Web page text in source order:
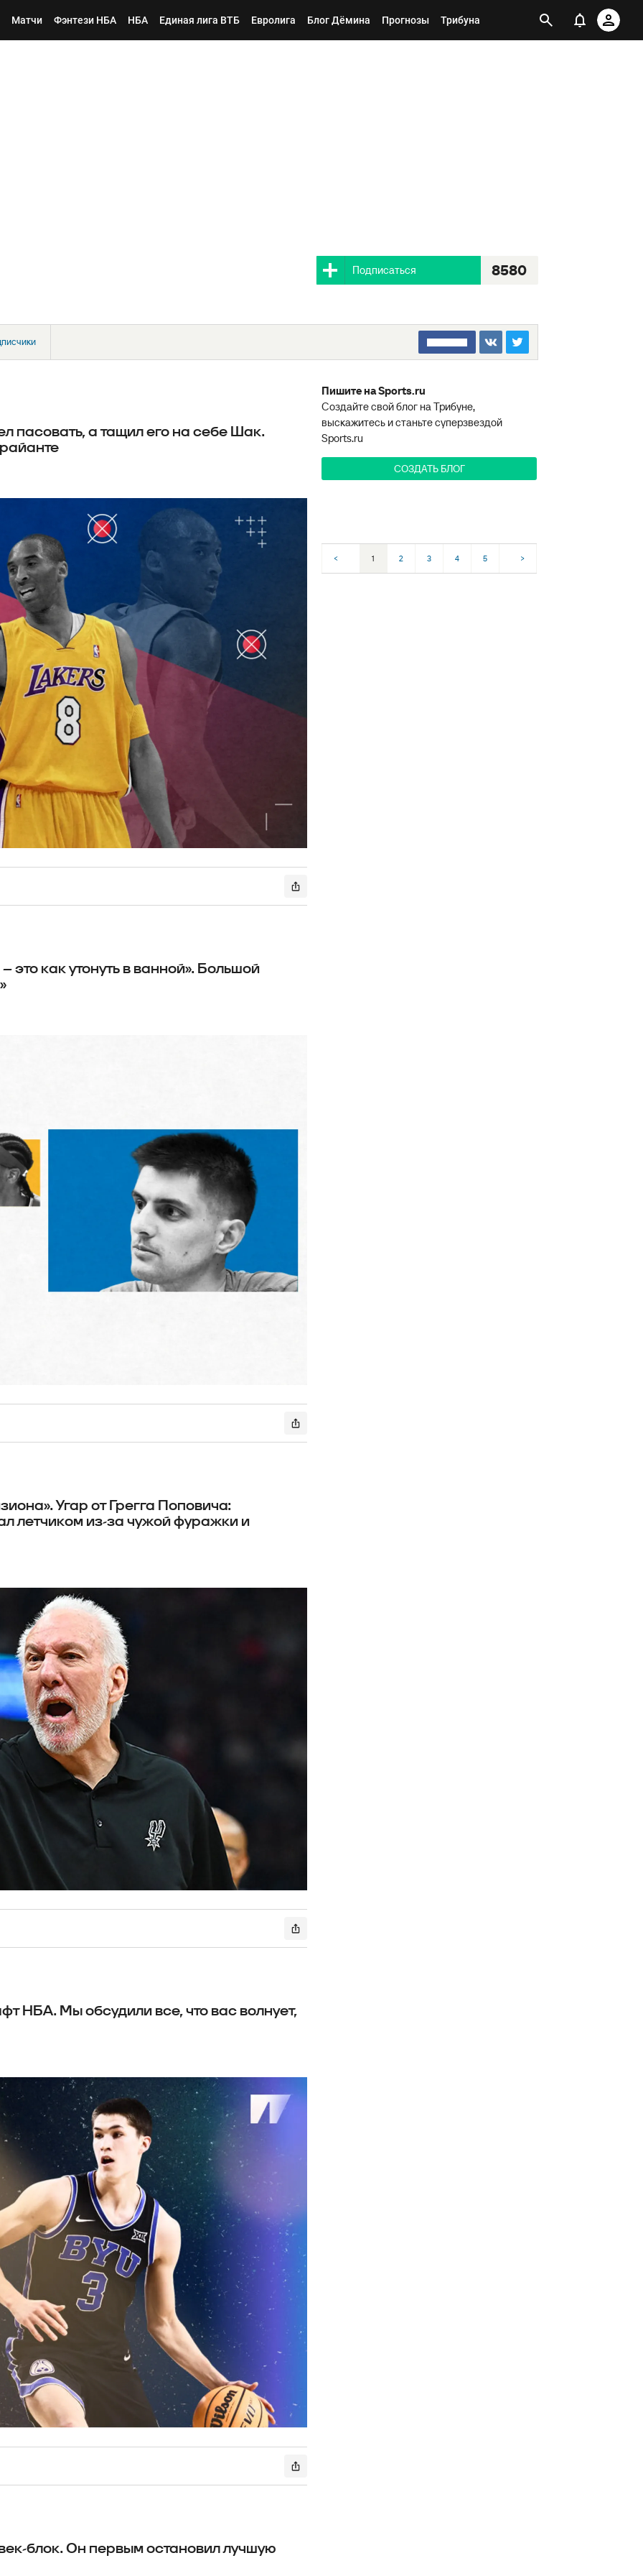
Матчи Фэнтези НБА НБА Единая лига ВТБ Евролига Блог Дёмина Прогнозы Трибуна
Подписаться 8580
□□□□□□□□
пасовать, а тащил его на себе Шак.
как утонуть в ванной». Большой
Угар от Грегга Поповича:
летчиком из-за чужой фуражки и
НБА. Мы обсудили все, что вас волнует,
блок. Он первым остановил лучшую
Пишите на Sports.ru
Создайте свой блог на Трибуне,
выскажитесь и станьте суперзвездой
Sports.ru
СОЗДАТЬ БЛОГ
< 1 2 3 4 5 >